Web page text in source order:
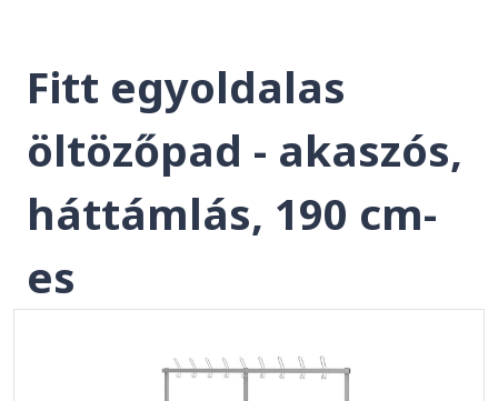
Fitt egyoldalas
öltözőpad - akaszós,
háttámlás, 190 cm-
es